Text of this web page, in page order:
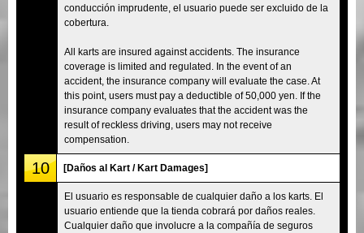
conducción imprudente, el usuario puede ser excluido de la
cobertura.
All karts are insured against accidents. The insurance
coverage is limited and regulated. In the event of an
accident, the insurance company will evaluate the case. At
this point, users must pay a deductible of 50,000 yen. If the
insurance company evaluates that the accident was the
result of reckless driving, users may not receive
compensation.
10 [Daños al Kart / Kart Damages]
El usuario es responsable de cualquier daño a los karts. El
usuario entiende que la tienda cobrará por daños reales.
Cualquier daño que involucre a la compañía de seguros